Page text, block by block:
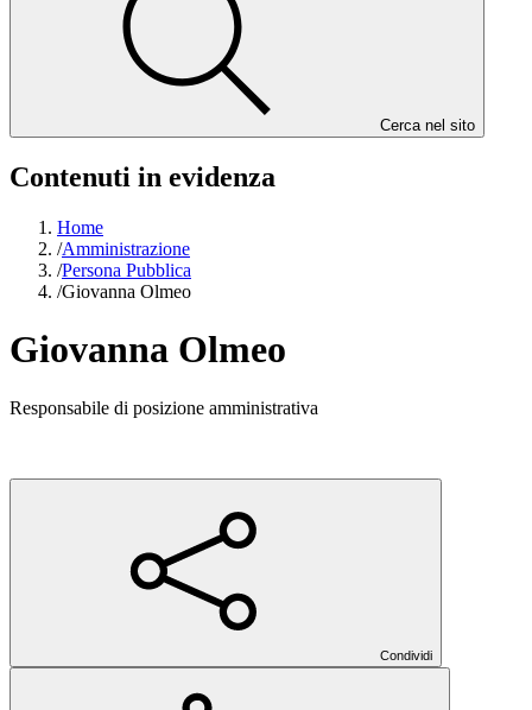
Cerca nel sito
Contenuti in evidenza
Home
/Amministrazione
/Persona Pubblica
/Giovanna Olmeo
Giovanna Olmeo
Responsabile di posizione amministrativa
Condividi